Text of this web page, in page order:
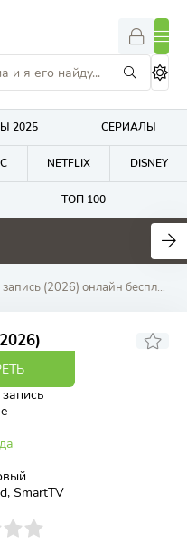
2025 СЕРИАЛЫ
NETFLIX DISNEY
ТОП 100
(2026) онлайн бесплатно на LordFilm
SmartTV